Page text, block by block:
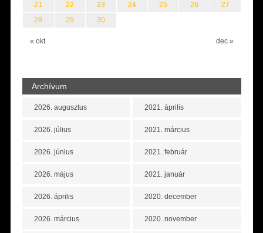
« okt dec »
21
22 23 24 25 26
27
28
29 30
Archívum
2026. augusztus
2026. július
2026. június
2026. május
2026. április
2026. március
2021. április
2021. március
2021. február
2021. január
2020. december
2020. november